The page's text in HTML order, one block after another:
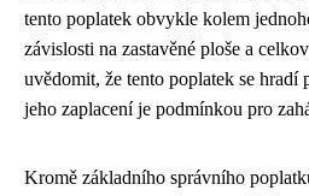
tento poplatek obvykle kolem
závislosti na zastavěné ploše a
uvědomit, že tento poplatek se
jeho zaplacení je podmínkou pro
Kromě základního správního